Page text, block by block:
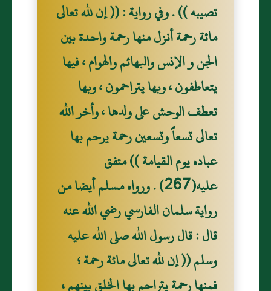
تصيبه )) . وفي رواية : (( إن لله تعالى
مائة رحمة أنزل منها رحمة واحدة بين
الجن و الإنس والبهائم والهوام ، فيها
يتعاطفون ، وبها يتراحمون ، وبها
تعطف الوحش على ولدها ، وأخر الله
تعالى تسعاً وتسعين رحمة يرحم بها
عباده يوم القيامة )) متفق
عليه(267) . ورواه مسلم أيضا من
رواية سلمان الفارسي رضي الله عنه
قال : قال رسول الله صلى الله عليه
وسلم (( إن لله تعالى مائة رحمة ؛
فمنها رحمة يتراحم بها الخلق بينهم ،